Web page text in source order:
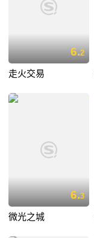
6.2
走火交易
6.3
微光之城